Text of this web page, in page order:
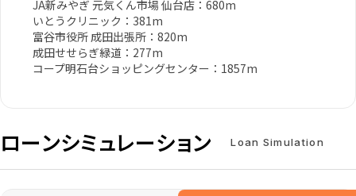
JA新みやぎ 元気くん市場 仙台店：680m
いとうクリニック：381m
富谷市役所 成田出張所：820m
成田せせらぎ緑道：277m
コープ明石台ショッピングセンター：1857m
ローンシミュレーション Loan Simulation